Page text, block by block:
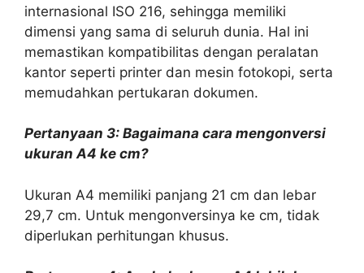
internasional ISO 216, sehingga memiliki
dimensi yang sama di seluruh dunia. Hal ini
memastikan kompatibilitas dengan peralatan
kantor seperti printer dan mesin fotokopi, serta
memudahkan pertukaran dokumen.
Pertanyaan 3: Bagaimana cara mengonversi
ukuran A4 ke cm?
Ukuran A4 memiliki panjang 21 cm dan lebar
29,7 cm. Untuk mengonversinya ke cm, tidak
diperlukan perhitungan khusus.